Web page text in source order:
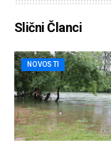
Slični Članci
NOVOSTI